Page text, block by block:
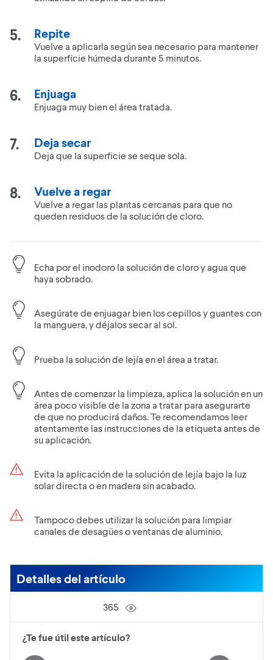
Repite
Vuelve a aplicarla según sea necesario para mantener
la superficie húmeda durante 5 minutos.
Enjuaga
Enjuaga muy bien el área tratada.
Deja secar
Deja que la superficie se seque sola.
Vuelve a regar
Vuelve a regar las plantas cercanas para que no
queden residuos de la solución de cloro.
Echa por el inodoro la solución de cloro y agua que
haya sobrado.
Asegúrate de enjuagar bien los cepillos y guantes con
la manguera, y déjalos secar al sol.
Prueba la solución de lejía en el área a tratar.
Antes de comenzar la limpieza, aplica la solución en un
área poco visible de la zona a tratar para asegurarte
de que no producirá daños. Te recomendamos leer
atentamente las instrucciones de la etiqueta antes de
su aplicación.
Evita la aplicación de la solución de lejía bajo la luz
solar directa o en madera sin acabado.
Tampoco debes utilizar la solución para limpiar
canales de desagües o ventanas de aluminio.
Detalles del artículo
365
¿Te fue útil este artículo?